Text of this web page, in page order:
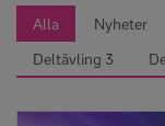
Alla Nyheter
Deltävling 3